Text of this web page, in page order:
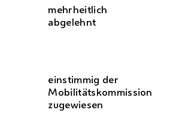
mehrheitlich
abgelehnt
einstimmig der
Mobilitätskommission
zugewiesen